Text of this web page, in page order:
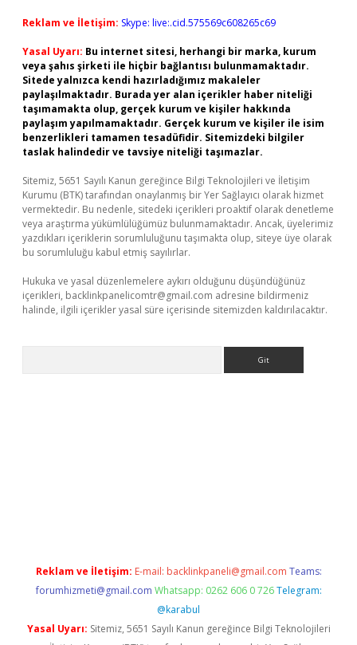
Reklam ve İletişim: Skype: live:.cid.575569c608265c69
Yasal Uyarı: Bu internet sitesi, herhangi bir marka, kurum
veya şahıs şirketi ile hiçbir bağlantısı bulunmamaktadır.
Sitede yalnızca kendi hazırladığımız makaleler
paylaşılmaktadır. Burada yer alan içerikler haber niteliği
taşımamakta olup, gerçek kurum ve kişiler hakkında
paylaşım yapılmamaktadır. Gerçek kurum ve kişiler ile isim
benzerlikleri tamamen tesadüfidir. Sitemizdeki bilgiler
taslak halindedir ve tavsiye niteliği taşımazlar.
Sitemiz, 5651 Sayılı Kanun gereğince Bilgi Teknolojileri ve İletişim
Kurumu (BTK) tarafından onaylanmış bir Yer Sağlayıcı olarak hizmet
vermektedir. Bu nedenle, sitedeki içerikleri proaktif olarak denetleme
veya araştırma yükümlülüğümüz bulunmamaktadır. Ancak, üyelerimiz
yazdıkları içeriklerin sorumluluğunu taşımakta olup, siteye üye olarak
bu sorumluluğu kabul etmiş sayılırlar.
Hukuka ve yasal düzenlemelere aykırı olduğunu düşündüğünüz
içerikleri, backlinkpanelicomtr@gmail.com adresine bildirmeniz
halinde, ilgili içerikler yasal süre içerisinde sitemizden kaldırılacaktır.
Reklam ve İletişim: E-mail: backlinkpaneli@gmail.com Teams:
forumhizmeti@gmail.com Whatsapp: 0262 606 0 726 Telegram:
@karabul
Yasal Uyarı: Sitemiz, 5651 Sayılı Kanun gereğince Bilgi Teknolojileri